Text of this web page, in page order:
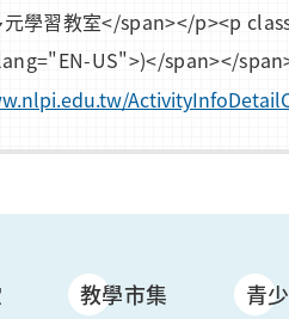
學習教室</span></p><p
US">)</span></
教學市集 青